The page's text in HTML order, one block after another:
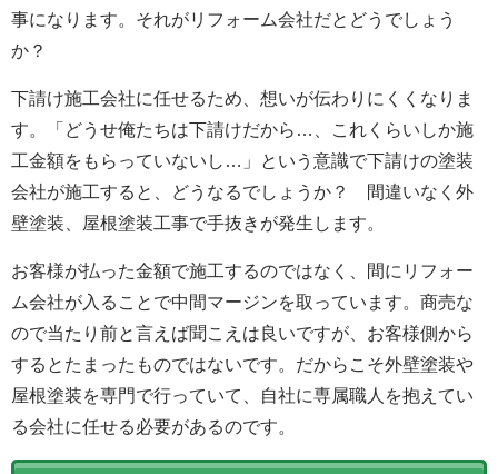
事になります。それがリフォーム会社だとどうでしょう
か？
下請け施工会社に任せるため、想いが伝わりにくくなりま
す。「どうせ俺たちは下請けだから…、これくらいしか施
工金額をもらっていないし…」という意識で下請けの塗装
会社が施工すると、どうなるでしょうか？ 間違いなく外
壁塗装、屋根塗装工事で手抜きが発生します。
お客様が払った金額で施工するのではなく、間にリフォー
ム会社が入ることで中間マージンを取っています。商売な
ので当たり前と言えば聞こえは良いですが、お客様側から
するとたまったものではないです。だからこそ外壁塗装や
屋根塗装を専門で行っていて、自社に専属職人を抱えてい
る会社に任せる必要があるのです。